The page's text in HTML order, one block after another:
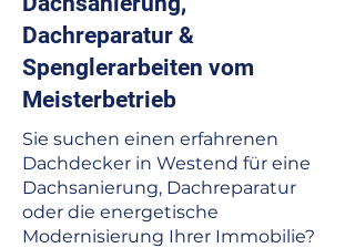
Dachreparatur &
Spenglerarbeiten vom
Meisterbetrieb
Sie suchen einen erfahrenen
Dachdecker in Westend für eine
Dachsanierung, Dachreparatur
oder die energetische
Modernisierung Ihrer Immobilie?